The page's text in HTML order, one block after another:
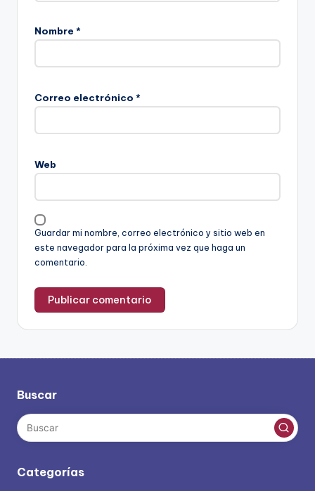
Nombre *
Correo electrónico *
Web
Guardar mi nombre, correo electrónico y sitio web en
este navegador para la próxima vez que haga un
comentario.
Buscar
Categorías